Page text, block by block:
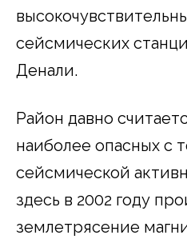
сейсмических
Денали.
Район давно
наиболее опасных с
сейсмической
здесь в 2002 году
землетрясение